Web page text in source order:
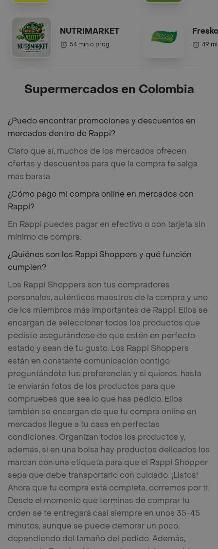
NUTRIMARKET
54 min o prog. 49
Supermercados en Colombia
¿Puedo encontrar promociones y descuentos en
mercados dentro de Rappi?
Claro que sí, muchos de los mercados ofrecen
ofertas y descuentos para que la compra te salga
más barata
¿Cómo pago mi compra online en mercados con
Rappi?
En Rappi puedes pagar en efectivo o con tarjeta sin
mínimo de compra.
¿Quiénes son los Rappi Shoppers y qué función
cumplen?
Los Rappi Shoppers son tus compradores
personales, auténticos maestros de la compra y uno
de los miembros más importantes de Rappi. Ellos se
encargan de seleccionar todos los productos que
pediste asegurándose de que estén en perfecto
estado y sean de tu gusto. Los Rappi Shoppers
están en constante comunicación contigo
preguntándote tus preferencias y si quieres, hasta
te enviarán fotos de los productos para que
compruebes que sea lo que has pedido. Ellos
también se encargan de que tu compra online en
mercados llegue a tu casa en perfectas
condiciones. Organizan todos los productos y,
además, si en una bolsa hay productos delicados los
marcan con una etiqueta para que el Rappi Shopper
sepa que debe transportarlo con cuidado. ¡Listos!
Ahora que tu compra está completa, corremos por ti.
Desde el momento que terminas de comprar tu
orden se te entregará casi siempre en unos 35-45
minutos, aunque se puede demorar un poco,
dependiendo del tamaño del pedido. Además,